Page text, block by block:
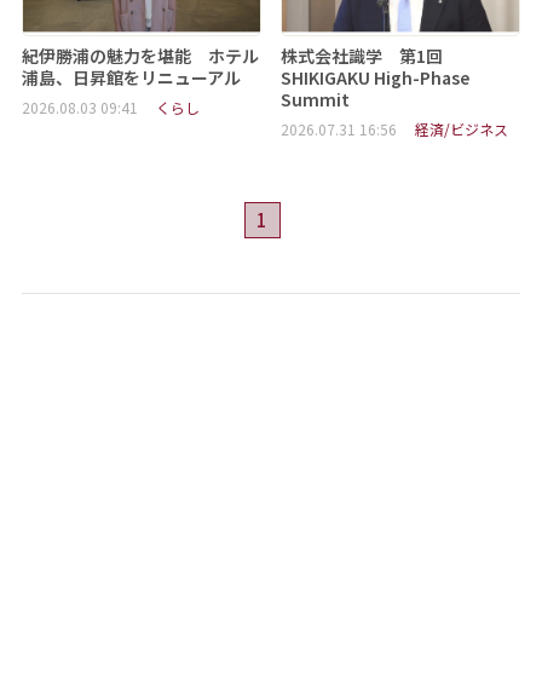
紀伊勝浦の魅力を堪能 ホテル
浦島、日昇館をリニューアル
2026.08.03 09:41 くらし
株式会社識学 第1回
SHIKIGAKU High-Phase
Summit
2026.07.31 16:56 経済/ビジネス
1